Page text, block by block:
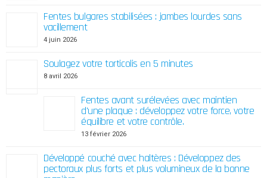
Fentes bulgares stabilisées : jambes lourdes sans
vacillement
4 juin 2026
Soulagez votre torticolis en 5 minutes
8 avril 2026
Fentes avant surélevées avec maintien
d'une plaque : développez votre force, votre
équilibre et votre contrôle.
13 février 2026
Développé couché avec haltères : Développez des
pectoraux plus forts et plus volumineux de la bonne